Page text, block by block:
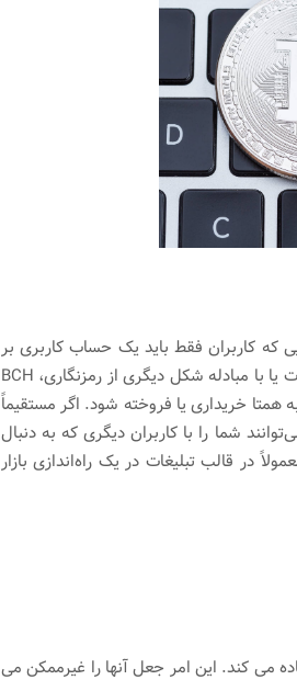
که کاربران فقط باید یک حساب کاربری بر
اساس پلتفرم مورد استفاده خود ایجاد کنند و می‌توانند با استفاده از پول فیات یا با مبادله شکل دیگری از رمزنگاری، BCH
خریداری یا فروخته شود. اگر مستقیماً
شما را با کاربران دیگری که به دنبال
در قالب تبلیغات در یک راه‌اندازی بازار
می کند. این امر جعل آنها را غیرممکن می